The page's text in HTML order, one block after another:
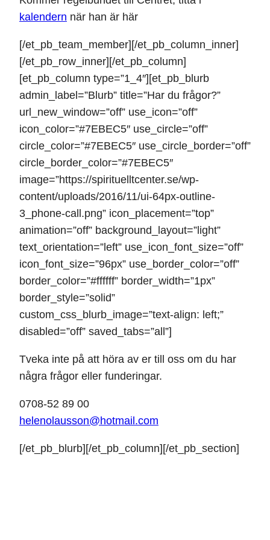
kalendern när han är här
[/et_pb_team_member][/et_pb_column_inner]
[/et_pb_row_inner][/et_pb_column]
[et_pb_column type=”1_4″][et_pb_blurb
admin_label=”Blurb” title=”Har du frågor?”
url_new_window=”off” use_icon=”off”
icon_color=”#7EBEC5″ use_circle=”off”
circle_color=”#7EBEC5″ use_circle_border=”off”
circle_border_color=”#7EBEC5″
image=”https://spirituelltcenter.se/wp-
content/uploads/2016/11/ui-64px-outline-
3_phone-call.png” icon_placement=”top”
animation=”off” background_layout=”light”
text_orientation=”left” use_icon_font_size=”off”
icon_font_size=”96px” use_border_color=”off”
border_color=”#ffffff” border_width=”1px”
border_style=”solid”
custom_css_blurb_image=”text-align: left;”
disabled=”off” saved_tabs=”all”]
Tveka inte på att höra av er till oss om du har
några frågor eller funderingar.
0708-52 89 00
helenolausson@hotmail.com
[/et_pb_blurb][/et_pb_column][/et_pb_section]